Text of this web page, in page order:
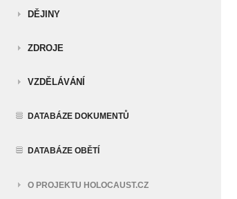
DĚJINY
ZDROJE
VZDĚLÁVÁNÍ
DATABÁZE DOKUMENTŮ
DATABÁZE OBĚTÍ
O PROJEKTU HOLOCAUST.CZ